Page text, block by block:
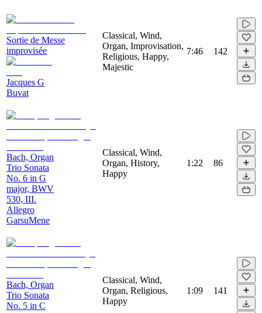
Sortie de Messe
improvisée
Jacques G
Buvat
Classical, Wind,
Organ, Improvisation,
Religious, Happy,
Majestic
7:46 142
Bach, Organ
Trio Sonata
No. 6 in G
major, BWV
530, III.
Allegro
GarsuMene
Classical, Wind,
Organ, History,
Happy
1:22 86
Bach, Organ
Trio Sonata
No. 5 in C
Classical, Wind,
Organ, Religious,
Happy
1:09 141